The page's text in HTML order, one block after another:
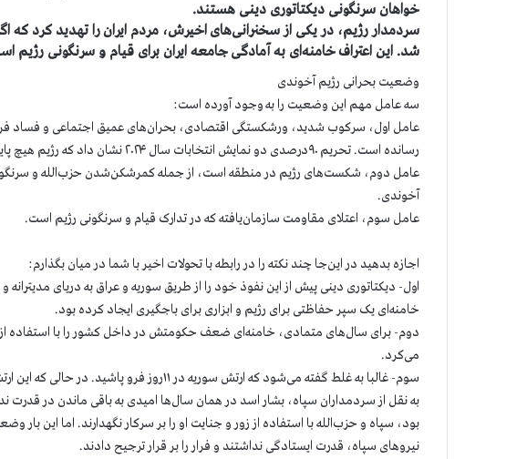
خواهان سرنگونی دیکتاتوری دینی هستند.
سردمدار رژیم، در یکی از سخنرانی‌های اخیرش، مردم ایران را تهدید کرد
شد. این اعتراف خامنه‌ای به آمادگی جامعه ایران برای قیام و سرنگونی رژیم
وضعیت بحرانی رژیم آخوندی
سه عامل مهم این وضعیت را به وجود آورده است:
عامل اول، سرکوب شدید،‌ ورشکستگی اقتصادی، بحران‌های عمیق اجتماعی و فساد
رسانده است. تحریم ۹۰درصدی دو نمایش انتخابات سال ۲۰۲۴ نشان داد که رژیم هیچ پایگاه اجتماعی در ایران ندارد.
عامل دوم، شکست‌های رژیم در منطقه است، از جمله کمرشکن‌شدن حزب‌الله و
آخوندی.
عامل سوم، اعتلای مقاومت سازمان‌یافته که در تدارک قیام و سرنگونی رژیم است.
اجازه بدهید در این‌جا چند نکته را در رابطه با تحولات اخیر با شما در میان بگذارم:
اول- دیکتاتوری دینی پیش از این نفوذ خود را از طریق سوریه و عراق به دریای مدیترانه
خامنه‌ای یک سپر حفاظتی برای رژیم و ابزاری برای باجگیری ایجاد کرده بود.
دوم- برای سال‌های متمادی، خامنه‌ای ضعف حکومتش در داخل کشور را با استفاده از
می‌کرد.
سوم- غالبا به غلط گفته می‌شود که ارتش سوریه در ۱۱روز فرو پاشید. در حالی که این ارتش سالیان پیش فروریخته بود.
به نقل از سردمداران سپاه، بشار اسد در همان سال‌ها امیدی به باقی ماندن در قدرت
بود، سپاه و حزب‌الله با استفاده از زور و جنایت او را بر سرکار نگهدارند. اما این
نیروهای سپاه، قدرت ایستادگی نداشتند و فرار را بر قرار ترجیح دادند.